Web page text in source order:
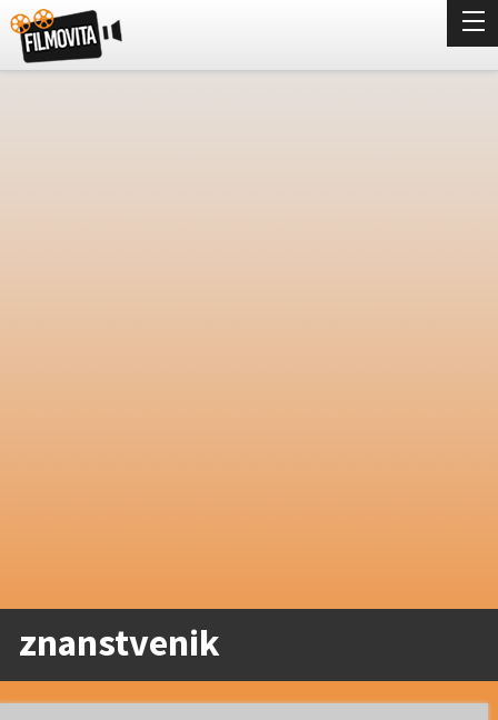
znanstvenik